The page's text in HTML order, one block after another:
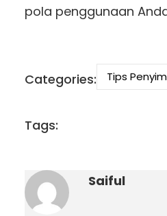
pola penggunaan
Categories: Tips
Tags:
Saiful